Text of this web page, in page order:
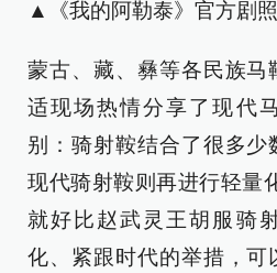
▲《我的阿勒泰》官方剧照
蒙古、藏、彝等各民族马
适现场热情分享了现代
别：骑射鞍结合了很多少
现代骑射鞍则再进行轻量
就好比赵武灵王胡服骑
化、紧跟时代的举措，可